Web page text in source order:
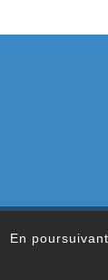
En